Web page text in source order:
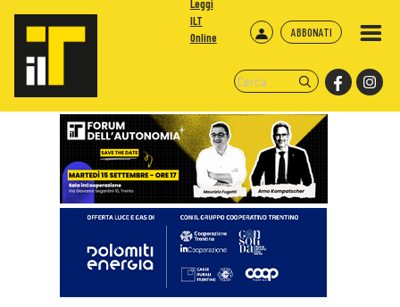
ABBONATI
Leggi
ILT
Online